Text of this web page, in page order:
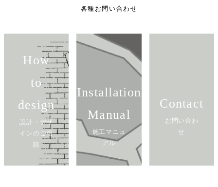
各種お問い合わせ
How
to
design
設計・デザ
インのご相
談
Installation
Manual
施工マニュ
アル
Contact
お問い合わ
せ